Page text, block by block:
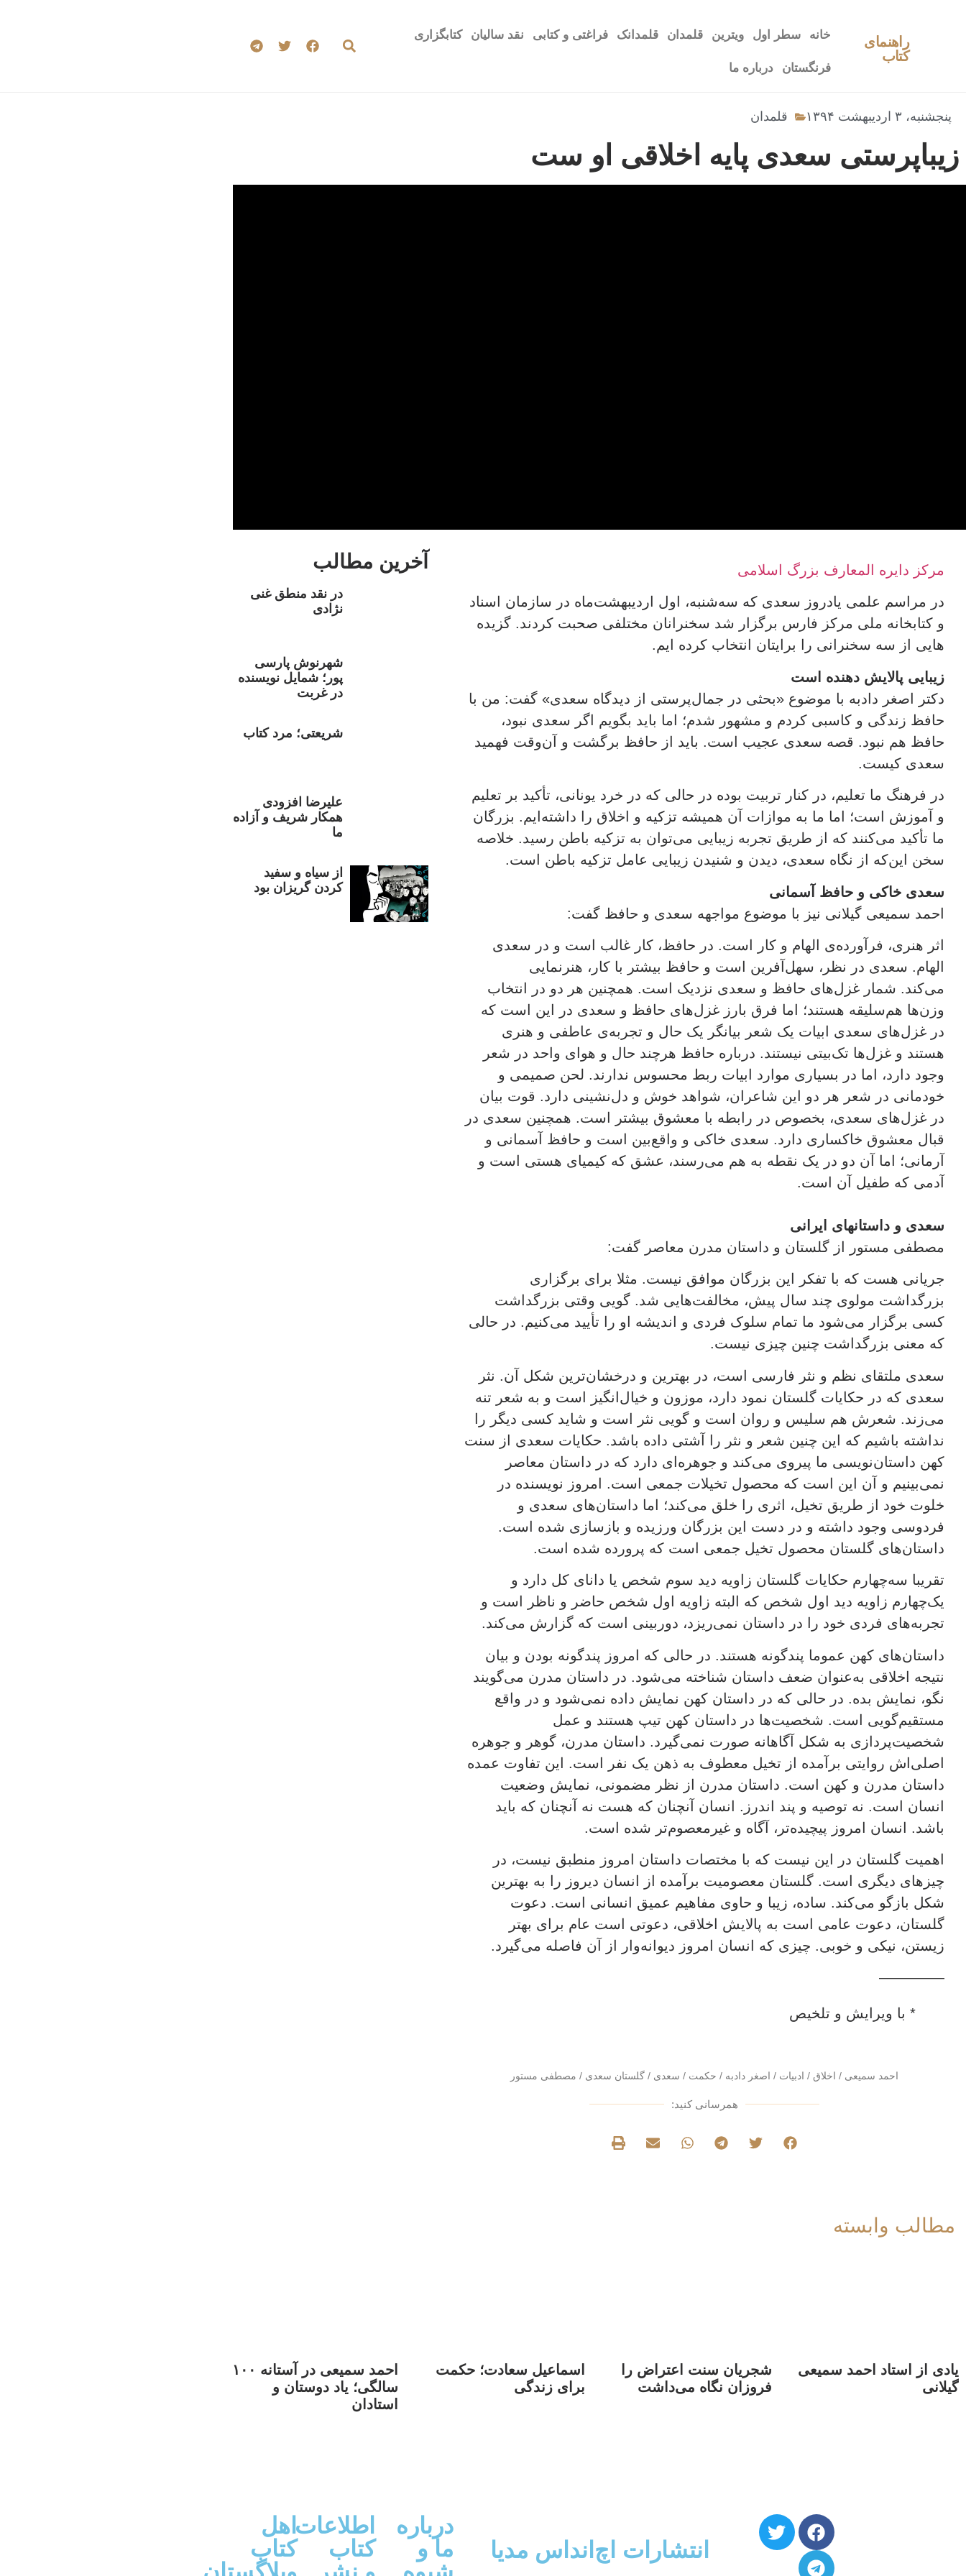
راهنمای
کتاب
خانه سطر اول ویترین قلمدان قلمدانک فراغتی و کتابی نقد سالیان کتابگزاری
فرنگستان درباره ما
پنجشنبه، ۳ اردیبهشت ۱۳۹۴ قلمدان
زیباپرستی سعدی پایه اخلاقی او ست
مرکز دایره المعارف بزرگ اسلامی
در مراسم علمی یادروز سعدی که سه‌شنبه، اول اردیبهشت‌ماه در سازمان اسناد
و کتابخانه ملی مرکز فارس برگزار شد سخنرانان مختلفی صحبت کردند. گزیده
هایی از سه سخنرانی را برایتان انتخاب کرده ایم.
زیبایی پالایش دهنده است
دکتر اصغر دادبه با موضوع «بحثی در جمال‌پرستی از دیدگاه سعدی» گفت: من با
حافظ زندگی و کاسبی کردم و مشهور شدم؛ اما باید بگویم اگر سعدی نبود،
حافظ هم نبود. قصه سعدی عجیب است. باید از حافظ برگشت و آن‌وقت فهمید
سعدی کیست.
در فرهنگ ما تعلیم، در کنار تربیت بوده در حالی که در خرد یونانی، تأکید بر تعلیم
و آموزش است؛ اما ما به موازات آن همیشه تزکیه و اخلاق را داشته‌ایم. بزرگان
ما تأکید می‌کنند که از طریق تجربه زیبایی می‌توان به تزکیه باطن رسید. خلاصه
سخن این‌که از نگاه سعدی، دیدن و شنیدن زیبایی عامل تزکیه باطن است.
سعدی خاکی و حافظ آسمانی
احمد سمیعی گیلانی نیز با موضوع مواجهه سعدی و حافظ گفت:
اثر هنری، فرآورده‌ی الهام و کار است. در حافظ، کار غالب است و در سعدی
الهام. سعدی در نظر، سهل‌آفرین است و حافظ بیشتر با کار، هنرنمایی
می‌کند. شمار غزل‌های حافظ و سعدی نزدیک است. همچنین هر دو در انتخاب
وزن‌ها هم‌سلیقه هستند؛ اما فرق بارز غزل‌های حافظ و سعدی در این است که
در غزل‌های سعدی ابیات یک شعر بیانگر یک حال و تجربه‌ی عاطفی و هنری
هستند و غزل‌ها تک‌بیتی نیستند. درباره حافظ هرچند حال و هوای واحد در شعر
وجود دارد،‌ اما در بسیاری موارد ابیات ربط محسوس ندارند. لحن صمیمی و
خودمانی در شعر هر دو این شاعران، شواهد خوش و دل‌نشینی دارد. قوت بیان
در غزل‌های سعدی، بخصوص در رابطه با معشوق بیشتر است. همچنین سعدی در
قبال معشوق خاکساری دارد. سعدی خاکی و واقع‌بین است و حافظ آسمانی و
آرمانی؛ اما آن دو در یک نقطه به هم می‌رسند، عشق که کیمیای هستی است و
آدمی که طفیل آن است.
سعدی و داستانهای ایرانی
مصطفی مستور از گلستان و داستان مدرن معاصر گفت:
جریانی هست که با تفکر این بزرگان موافق نیست. مثلا برای برگزاری
بزرگداشت مولوی چند سال پیش، مخالفت‌هایی شد. گویی وقتی بزرگداشت
کسی برگزار می‌شود ما تمام سلوک فردی و اندیشه او را تأیید می‌کنیم. در حالی
که معنی بزرگداشت چنین چیزی نیست.
سعدی ملتقای نظم و نثر فارسی است، در بهترین و درخشان‌ترین شکل آن. نثر
سعدی که در حکایات گلستان نمود دارد، موزون و خیال‌انگیز است و به شعر تنه
می‌زند. شعرش هم سلیس و روان است و گویی نثر است و شاید کسی دیگر را
نداشته باشیم که این چنین شعر و نثر را آشتی داده باشد. حکایات سعدی از سنت
کهن داستان‌نویسی ما پیروی می‌کند و جوهره‌ای دارد که در داستان معاصر
نمی‌بینیم و آن این است که محصول تخیلات جمعی است. امروز نویسنده در
خلوت خود از طریق تخیل، اثری را خلق می‌کند؛ اما داستان‌های سعدی و
فردوسی وجود داشته و در دست این بزرگان ورزیده و بازسازی شده است.
داستان‌های گلستان محصول تخیل جمعی است که پرورده شده است.
تقریبا سه‌چهارم حکایات گلستان زاویه دید سوم شخص یا دانای کل دارد و
یک‌چهارم زاویه دید اول شخص که البته زاویه اول شخص حاضر و ناظر است و
تجربه‌های فردی خود را در داستان نمی‌ریزد، دوربینی است که گزارش می‌کند.
داستان‌های کهن عموما پندگونه هستند. در حالی که امروز پندگونه بودن و بیان
نتیجه اخلاقی به‌عنوان ضعف داستان شناخته می‌شود. در داستان مدرن می‌گویند
نگو، نمایش بده. در حالی که در داستان کهن نمایش داده نمی‌شود و در واقع
مستقیم‌گویی است. شخصیت‌ها در داستان کهن تیپ هستند و عمل
شخصیت‌پردازی به شکل آگاهانه صورت نمی‌گیرد. داستان مدرن، گوهر و جوهره
اصلی‌اش روایتی برآمده از تخیل معطوف به ذهن یک نفر است. این تفاوت عمده
داستان مدرن و کهن است. داستان مدرن از نظر مضمونی، نمایش وضعیت
انسان است. نه توصیه و پند اندرز. انسان آنچنان که هست نه آنچنان که باید
باشد. انسان امروز پیچیده‌تر، آگاه‌ و غیرمعصوم‌تر شده است.
اهمیت گلستان در این نیست که با مختصات داستان امروز منطبق نیست، در
چیزهای دیگری است. گلستان معصومیت برآمده از انسان دیروز را به بهترین
شکل بازگو می‌کند. ساده‌، زیبا و حاوی مفاهیم عمیق انسانی است. دعوت
گلستان، دعوت عامی است به پالایش اخلاقی‌، دعوتی است عام برای بهتر
زیستن‌، نیکی و خوبی‌. چیزی که انسان امروز دیوانه‌وار از آن فاصله می‌گیرد.
————–
* با ویرایش و تلخیص
احمد سمیعی / اخلاق / ادبیات / اصغر دادبه / حکمت / سعدی / گلستان سعدی / مصطفی مستور
همرسانی کنید:
آخرین مطالب
در نقد منطق غنی
نژادی
شهرنوش پارسی
پور؛ شمایل نویسنده
در غربت
شریعتی؛ مرد کتاب
علیرضا افزودی
همکار شریف و آزاده
ما
از سیاه و سفید
کردن گریزان بود
مطالب وابسته
یادی از استاد احمد سمیعی
گیلانی
شجریان سنت اعتراض را
فروزان نگاه می‌داشت
اسماعیل سعادت؛ حکمت
برای زندگی
احمد سمیعی در آستانه ۱۰۰
سالگی؛ یاد دوستان و
استادان
انتشارات اچ‌اند‌اس مدیا
درباره
ما و
اطلاعات
کتاب
اهل
کتاب